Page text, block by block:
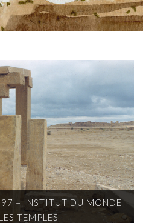
– INSTITUT DU MONDE
TEMPLES